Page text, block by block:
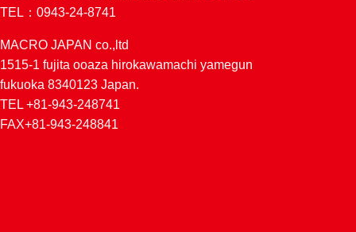
TEL：0943-24-8741
MACRO JAPAN co.,ltd
1515-1 fujita ooaza hirokawamachi yamegun
fukuoka 8340123 Japan.
TEL +81-943-248741
FAX+81-943-248841